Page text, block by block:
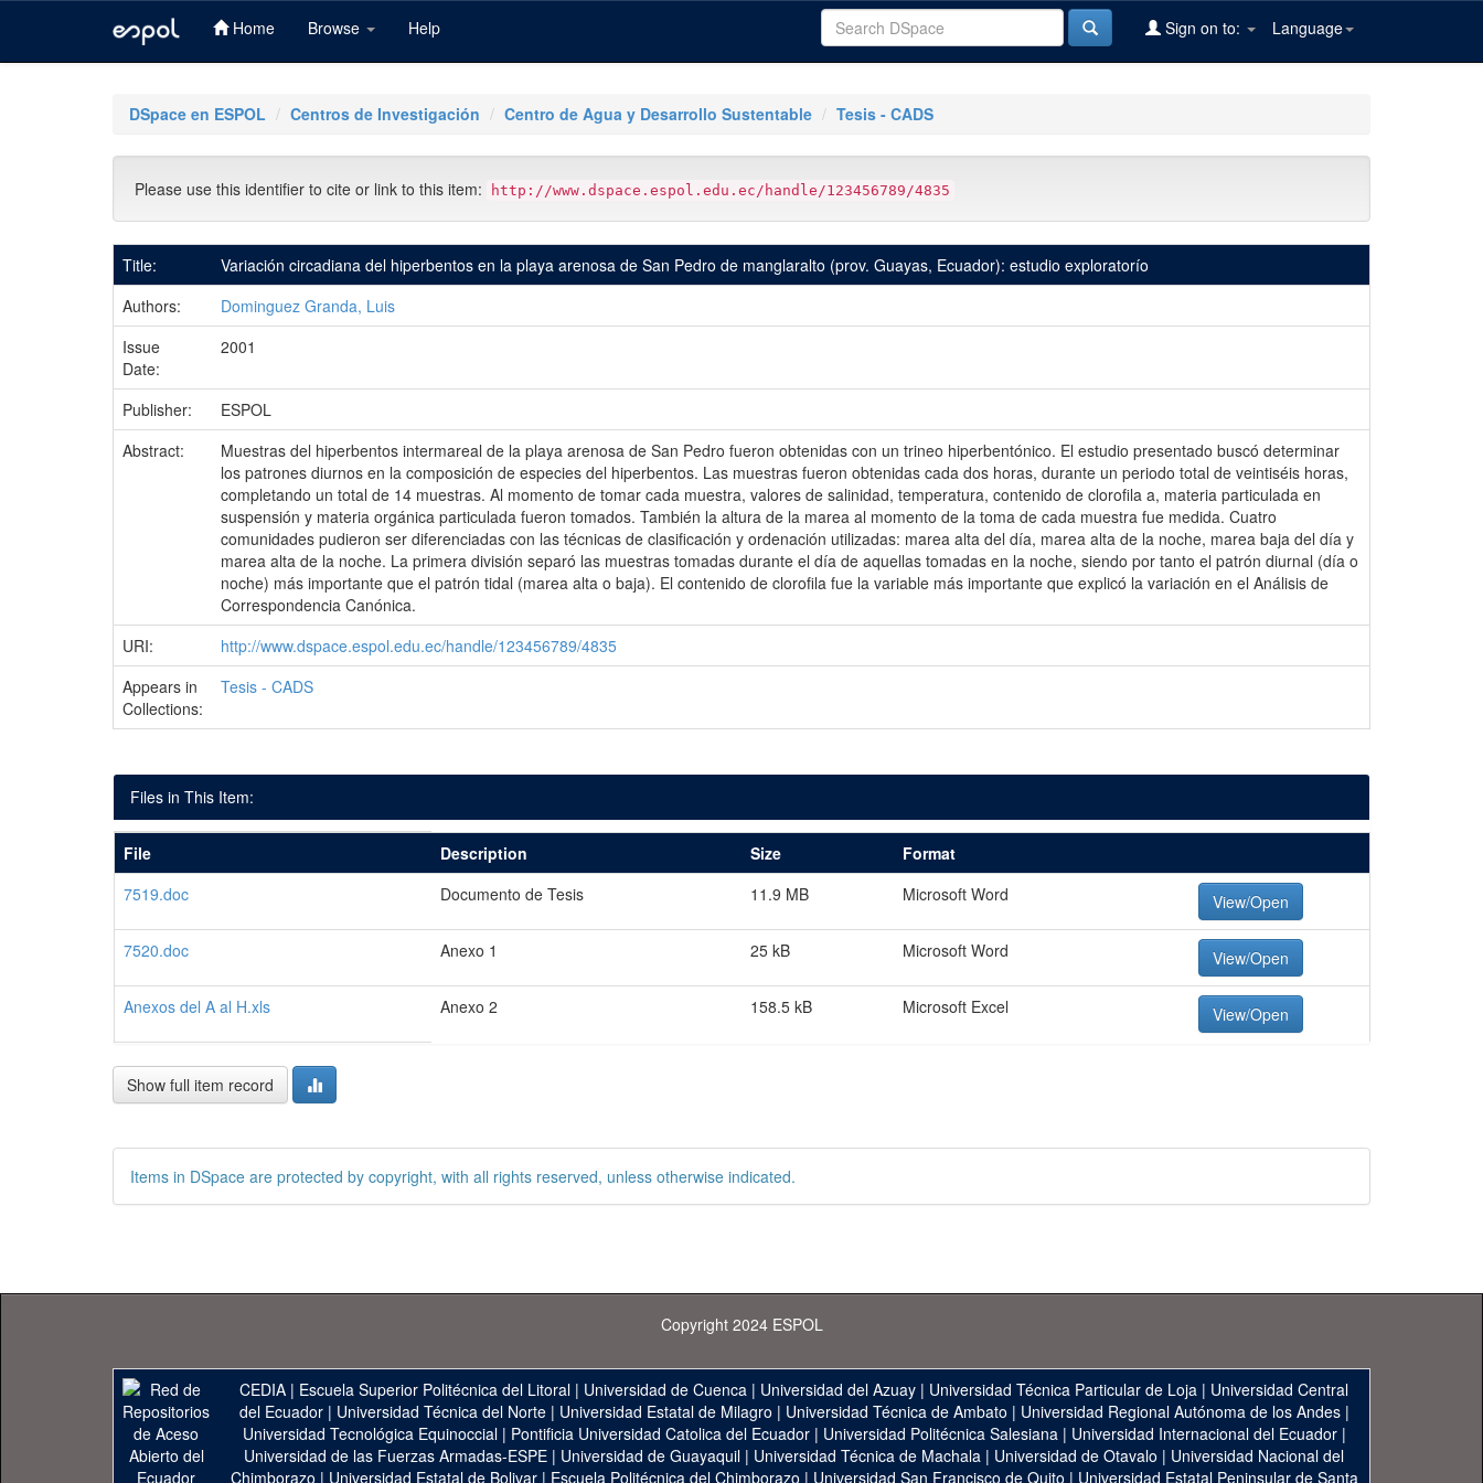
Home Browse Help Language
Sign on to:
DSpace en ESPOL Centros de Investigación Centro de Agua y Desarrollo Sustentable Tesis - CADS
Please use this identifier to cite or link to this item: http://www.dspace.espol.edu.ec/handle/123456789/4835
Title:
Variación circadiana del hiperbentos en la playa arenosa de San Pedro de manglaralto (prov. Guayas, Ecuador): estudio exploratorío
Authors:
Dominguez Granda, Luis
Issue
Date:
2001
Publisher:
ESPOL
Abstract:
Muestras del hiperbentos intermareal de la playa arenosa de San Pedro fueron obtenidas con un trineo hiperbentónico. El estudio presentado buscó determinar
los patrones diurnos en la composición de especies del hiperbentos. Las muestras fueron obtenidas cada dos horas, durante un periodo total de veintiséis horas,
completando un total de 14 muestras. Al momento de tomar cada muestra, valores de salinidad, temperatura, contenido de clorofila a, materia particulada en
suspensión y materia orgánica particulada fueron tomados. También la altura de la marea al momento de la toma de cada muestra fue medida. Cuatro
comunidades pudieron ser diferenciadas con las técnicas de clasificación y ordenación utilizadas: marea alta del día, marea alta de la noche, marea baja del día y
marea alta de la noche. La primera división separó las muestras tomadas durante el día de aquellas tomadas en la noche, siendo por tanto el patrón diurnal (día o
noche) más importante que el patrón tidal (marea alta o baja). El contenido de clorofila fue la variable más importante que explicó la variación en el Análisis de
Correspondencia Canónica.
URI:
http://www.dspace.espol.edu.ec/handle/123456789/4835
Appears in
Collections:
Tesis - CADS
Files in This Item:
File Description Size
Format
7519.doc
Documento de Tesis 11.9 MB Microsoft Word View/Open
7520.doc Anexo 1 25 kB Microsoft Word View/Open
Anexos del A al H.xls Anexo 2 158.5 kB Microsoft Excel View/Open
Show full item record
Items in DSpace are protected by copyright, with all rights reserved, unless otherwise indicated.
Copyright 2024 ESPOL
CEDIA | Escuela Superior Politécnica del Litoral | Universidad de Cuenca | Universidad del Azuay | Universidad Técnica Particular de Loja | Universidad Central
del Ecuador| Universidad Técnica del Norte| Universidad Estatal de Milagro | Universidad Técnica de Ambato | Universidad Regional Autónoma de los Andes|
Universidad Tecnológica Equinoccial| Pontificia Universidad Catolica del Ecuador| Universidad Politécnica Salesiana| Universidad Internacional del Ecuador|
Universidad de las Fuerzas Armadas-ESPE | Universidad de Guayaquil | Universidad Técnica de Machala | Universidad de Otavalo | Universidad Nacional del
Chimborazo | Universidad Estatal de Bolivar| Escuela Politécnica del Chimborazo | Universidad San Francisco de Quito | Universidad Estatal Peninsular de Santa